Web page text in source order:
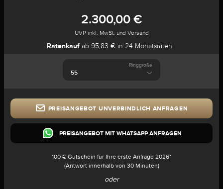
2.300,00 €
UVP inkl. MwSt. und Versand
Ratenkauf ab 95,83 € in 24 Monatsraten
Ringgröße
PREISANGEBOT UNVERBINDLICH ANFRAGEN
PREISANGEBOT MIT WHATSAPP ANFRAGEN
100 € Gutschein für Ihre erste Anfrage 2026*
(Antwort innerhalb von 30 Minuten)
oder